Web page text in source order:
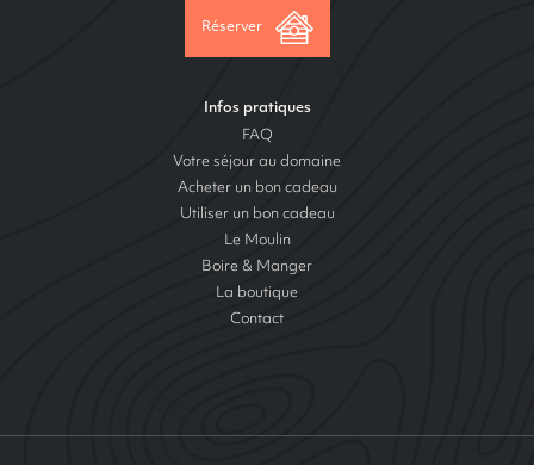
Réserver
Infos pratiques
FAQ
Votre séjour au domaine
Acheter un bon cadeau
Utiliser un bon cadeau
Le Moulin
Boire & Manger
La boutique
Contact